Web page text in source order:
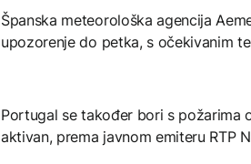
Španska meteorološka agencija
upozorenje do petka, s očekivanim
Portugal se također bori s požarima
aktivan, prema javnom emiteru RTP